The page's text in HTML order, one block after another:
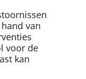
van
voor de
kan